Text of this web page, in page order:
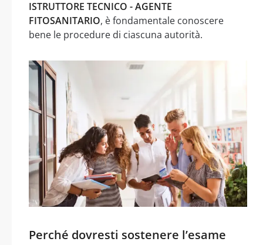
ISTRUTTORE TECNICO - AGENTE
FITOSANITARIO, è fondamentale conoscere
bene le procedure di ciascuna autorità.
Perché dovresti sostenere l’esame